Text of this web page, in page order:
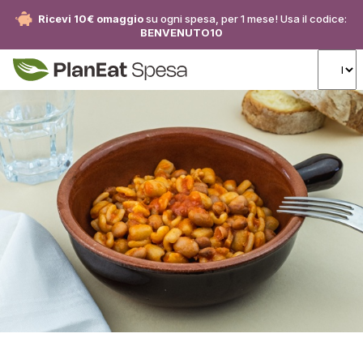
Ricevi 10€ omaggiosu ogni spesa, per 1 mese! Usa il codice:
BENVENUTO10